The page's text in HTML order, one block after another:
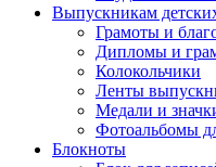
Выпускникам
Грамоты и
Дипломы и
Колокольчики
Ленты
Медали и
Фотоальбомы
Блокноты